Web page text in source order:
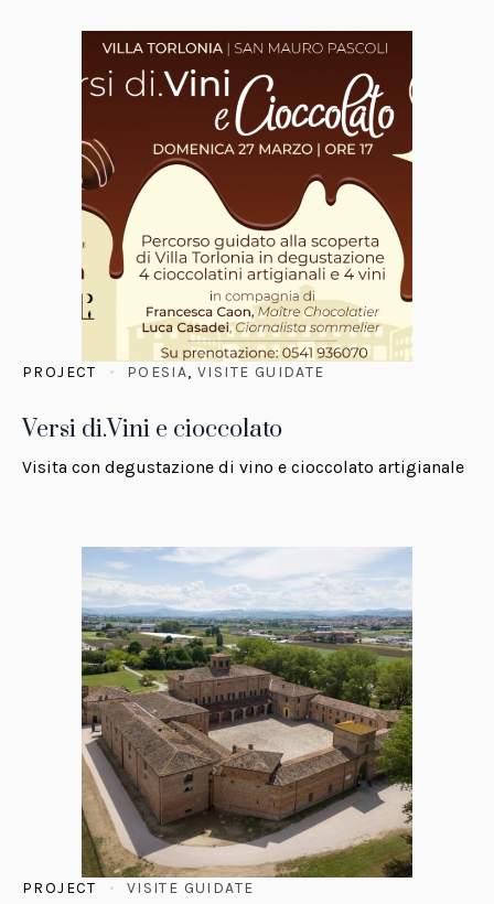
PROJECT POESIA,VISITE GUIDATE
Versi di.Vini e cioccolato
Visita con degustazione di vino e cioccolato artigianale
PROJECT VISITE GUIDATE